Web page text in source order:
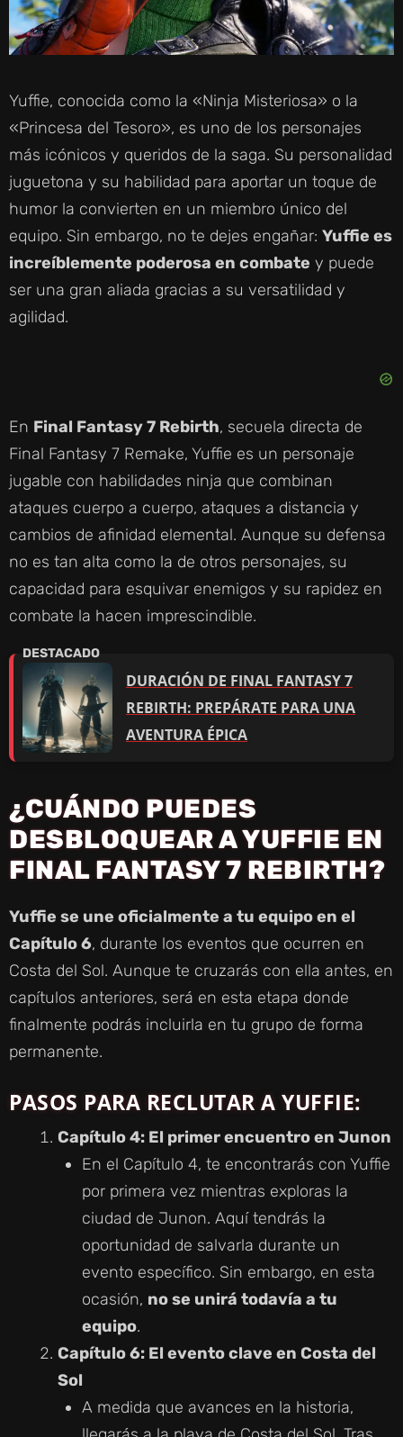
Yuffie, conocida como la «Ninja Misteriosa» o la
«Princesa del Tesoro», es uno de los personajes
más icónicos y queridos de la saga. Su personalidad
juguetona y su habilidad para aportar un toque de
humor la convierten en un miembro único del
equipo. Sin embargo, no te dejes engañar: Yuffie es
increíblemente poderosa en combate y puede
ser una gran aliada gracias a su versatilidad y
agilidad.
En Final Fantasy 7 Rebirth, secuela directa de
Final Fantasy 7 Remake, Yuffie es un personaje
jugable con habilidades ninja que combinan
ataques cuerpo a cuerpo, ataques a distancia y
cambios de afinidad elemental. Aunque su defensa
no es tan alta como la de otros personajes, su
capacidad para esquivar enemigos y su rapidez en
combate la hacen imprescindible.
DURACIÓN DE FINAL FANTASY 7
REBIRTH: PREPÁRATE PARA UNA
AVENTURA ÉPICA
¿CUÁNDO PUEDES
DESBLOQUEAR A YUFFIE EN
FINAL FANTASY 7 REBIRTH?
Yuffie se une oficialmente a tu equipo en el
Capítulo 6, durante los eventos que ocurren en
Costa del Sol. Aunque te cruzarás con ella antes, en
capítulos anteriores, será en esta etapa donde
finalmente podrás incluirla en tu grupo de forma
permanente.
PASOS PARA RECLUTAR A YUFFIE:
Capítulo 4: El primer encuentro en Junon
En el Capítulo 4, te encontrarás con Yuffie
por primera vez mientras exploras la
ciudad de Junon. Aquí tendrás la
oportunidad de salvarla durante un
evento específico. Sin embargo, en esta
ocasión, no se unirá todavía a tu
equipo.
Capítulo 6: El evento clave en Costa del
Sol
A medida que avances en la historia,